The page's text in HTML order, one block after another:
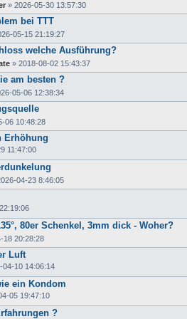
» 2026-05-30 13:57:30
bei TTT
05-15 21:19:27
welche Ausführung?
» 2018-08-02 15:43:37
am besten ?
05-06 12:38:34
06 10:48:28
Erhöhung
11:47:00
04-23 8:46:05
80er Schenkel, 3mm dick - Woher?
18 20:28:28
Luft
04-10 14:06:14
ein Kondom
05 19:47:10
?